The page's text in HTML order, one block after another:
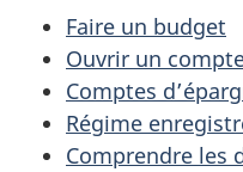
Faire un budget
Ouvrir un
Comptes
Régime
Comprendre les